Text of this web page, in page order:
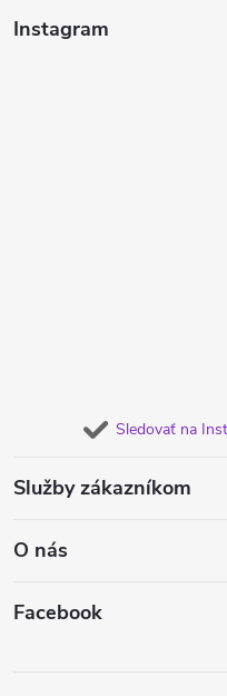
Instagram
Sledovať na
Služby zákazníkom
O nás
Facebook